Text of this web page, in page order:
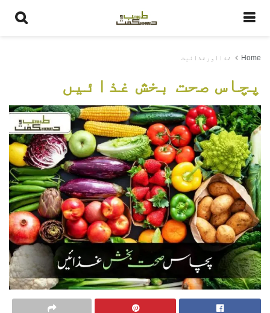
Home غذااورغذائیت
پچاس صحت بخش غذائیں